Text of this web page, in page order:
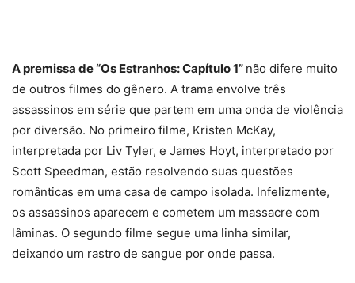
A premissa de “Os Estranhos: Capítulo 1” não difere muito
de outros filmes do gênero. A trama envolve três
assassinos em série que partem em uma onda de violência
por diversão. No primeiro filme, Kristen McKay,
interpretada por Liv Tyler, e James Hoyt, interpretado por
Scott Speedman, estão resolvendo suas questões
românticas em uma casa de campo isolada. Infelizmente,
os assassinos aparecem e cometem um massacre com
lâminas. O segundo filme segue uma linha similar,
deixando um rastro de sangue por onde passa.